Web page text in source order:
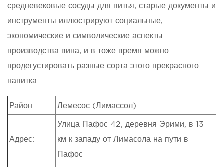
средневековые сосуды для питья, старые документы и
инструменты иллюстрируют социальные,
экономические и символические аспекты
производства вина, и в тоже время можно
продегустировать разные сорта этого прекрасного
напитка.
Район: Лемесос (Лимассол)
Адрес:
Улица Пафос 42, деревня Эрими, в 13
км к западу от Лимасола на пути в
Пафос